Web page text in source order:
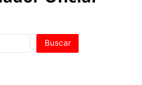
Buscar